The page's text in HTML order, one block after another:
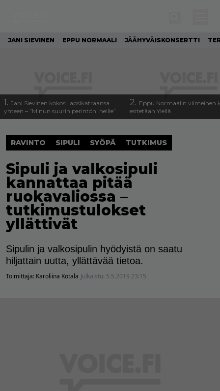
JANI SIEVINEN EPPU NORMAALI JÄÄHYVÄISKONSERTTI
1. Jani Sievinen kokosi lapsikatraansa
yhteen – ”Minun suurin perintöni heille”
2. Eppu Normaalin viimeinen
esitetään Ylellä
RAVINTO SIPULI SYÖPÄ TUTKIMUS
Sipuli ja valkosipuli
kannattaa pitää
ruokavaliossa –
tutkimustulokset
yllättivät
Sipulin ja valkosipulin hyödyistä on saatu
hiljattain uutta, yllättävää tietoa.
Toimittaja: Karoliina Kotala Julkaistu: 5.5.2019 23:15